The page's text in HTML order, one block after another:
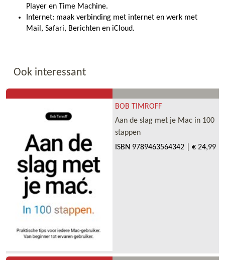
Player en Time Machine.
Internet: maak verbinding met internet en werk met
Mail, Safari, Berichten en iCloud.
Ook interessant
BOB TIMROFF
Aan de slag met je Mac in 100
stappen
ISBN 9789463564342 € 24,99